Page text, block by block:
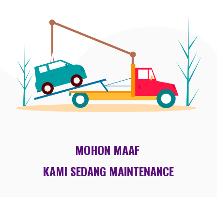
MOHON MAAF
KAMI SEDANG MAINTENANCE